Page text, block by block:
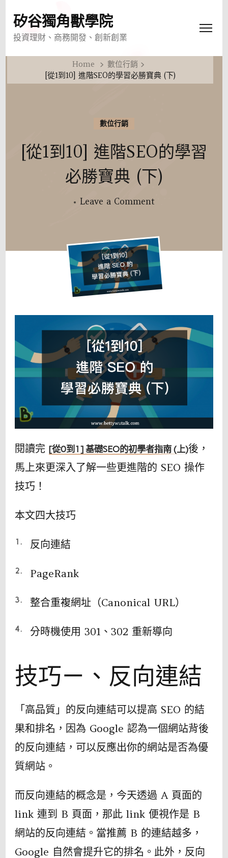
矽谷獨角獸學院
投資理財、商務開發、創新創業
Home
數位行銷
[從1到10] 進階SEO的學習必勝寶典 (下)
數位行銷
[從1到10] 進階SEO的學習
必勝寶典 (下)
Leave a Commenton
到
10]
進
的
學
必
勝
寶
閱讀完 [從0到1] 基礎SEO的初學者指南 (上)後，
馬上來更深入了解一些更進階的 SEO 操作
技巧！
本文四大技巧
反向連結
PageRank
整合重複網址（Canonical URL）
分時機使用 301、302 重新導向
技巧ㄧ、反向連結
「高品質」的反向連結可以提高 SEO 的結
果和排名，因為 Google 認為一個網站背後
的反向連結，可以反應出你的網站是否為優
質網站。
而反向連結的概念是，今天透過 A 頁面的
link 連到 B 頁面，那此 link 便視作是 B
網站的反向連結。當推薦 B 的連結越多，
Google 自然會提升它的排名。此外，反向